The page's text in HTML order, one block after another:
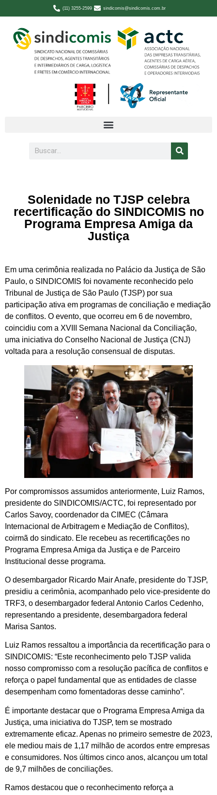
(11) 3255-2599 sindicomis@sindicomis.com.br
Solenidade no TJSP celebra
recertificação do SINDICOMIS no
Programa Empresa Amiga da
Justiça
Em uma cerimônia realizada no Palácio da Justiça de São
Paulo, o SINDICOMIS foi novamente reconhecido pelo
Tribunal de Justiça de São Paulo (TJSP) por sua
participação ativa em programas de conciliação e mediação
de conflitos. O evento, que ocorreu em 6 de novembro,
coincidiu com a XVIII Semana Nacional da Conciliação,
uma iniciativa do Conselho Nacional de Justiça (CNJ)
voltada para a resolução consensual de disputas.
Por compromissos assumidos anteriormente, Luiz Ramos,
presidente do SINDICOMIS/ACTC, foi representado por
Carlos Savoy, coordenador da CIMEC (Câmara
Internacional de Arbitragem e Mediação de Conflitos),
coirmã do sindicato. Ele recebeu as recertificações no
Programa Empresa Amiga da Justiça e de Parceiro
Institucional desse programa.
O desembargador Ricardo Mair Anafe, presidente do TJSP,
presidiu a cerimônia, acompanhado pelo vice-presidente do
TRF3, o desembargador federal Antonio Carlos Cedenho,
representando a presidente, desembargadora federal
Marisa Santos.
Luiz Ramos ressaltou a importância da recertificação para o
SINDICOMIS: “Este reconhecimento pelo TJSP valida
nosso compromisso com a resolução pacífica de conflitos e
reforça o papel fundamental que as entidades de classe
desempenham como fomentadoras desse caminho”.
É importante destacar que o Programa Empresa Amiga da
Justiça, uma iniciativa do TJSP, tem se mostrado
extremamente eficaz. Apenas no primeiro semestre de 2023,
ele mediou mais de 1,17 milhão de acordos entre empresas
e consumidores. Nos últimos cinco anos, alcançou um total
de 9,7 milhões de conciliações.
Ramos destacou que o reconhecimento reforça a